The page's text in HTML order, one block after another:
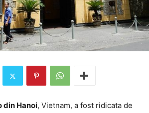
din Hanoi, Vietnam, a fost ridicata de